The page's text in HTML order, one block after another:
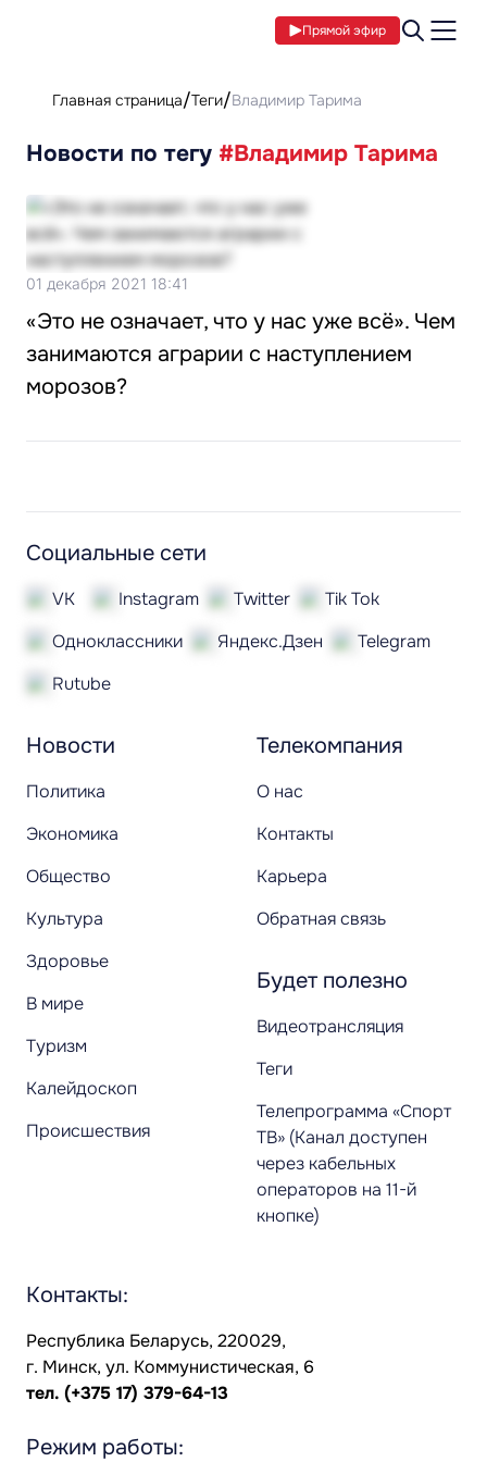
Прямой эфир
Главная страница Теги Владимир Тарима
Новости по тегу #Владимир Тарима
01 декабря 2021 18:41
«Это не означает, что у нас уже всё». Чем
занимаются аграрии с наступлением
морозов?
Новости
Политика
Экономика
Общество
Культура
Здоровье
В мире
Туризм
Калейдоскоп
Происшествия
Телекомпания
О нас
Контакты
Карьера
Обратная связь
Будет полезно
Видеотрансляция
Теги
Телепрограмма «Спорт
ТВ» (Канал доступен
через кабельных
операторов на 11-й
кнопке)
Социальные сети
VK Instagram Twitter
Tik Tok
Одноклассники
Яндекс.Дзен
Telegram
Rutube
Контакты:
Республика Беларусь, 220029,
г. Минск, ул. Коммунистическая, 6
тел. (+375 17) 379-64-13
Режим работы: